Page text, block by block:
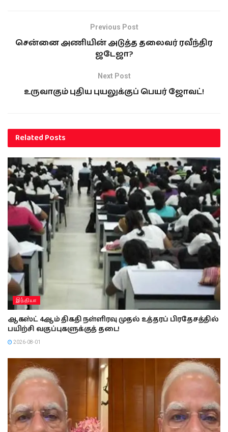
Previous Post
சென்னை அணியின் அடுத்த தலைவர் ரவீந்திர
ஜடேஜா?
Next Post
உருவாகும் புதிய புயலுக்குப் பெயர் ஜோவட்!
RelatedPosts
இந்தியா
ஆகஸ்ட் 4ஆம் திகதி நள்ளிரவு முதல் உத்தரப் பிரதேசத்தில்
பயிற்சி வகுப்புகளுக்குத் தடை!
2026-08-01